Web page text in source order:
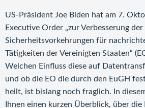
US-Präsident Joe Biden hat am 7.
Executive Order „zur Verbesserung der
Sicherheitsvorkehrungen für
Tätigkeiten der Vereinigten Staaten“
Welchen Einfluss diese auf
und ob die EO die durch den EuGH
heilt, ist bislang noch fraglich. In
Ihnen einen kurzen Überblick, über